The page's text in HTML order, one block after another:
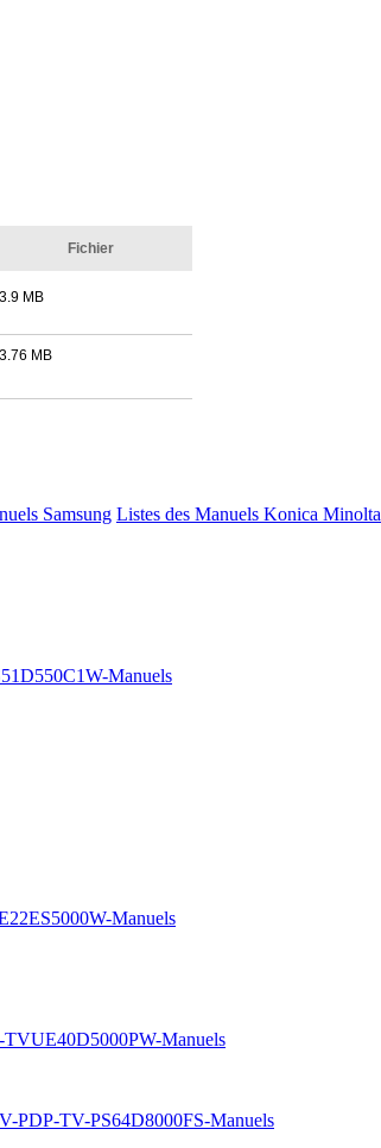
Fichier
3.9 MB
3.76 MB
Samsung Listes des Manuels Konica Minolta
Manuels
Manuels
Manuels
PDP-TV-PS64D8000FS-Manuels